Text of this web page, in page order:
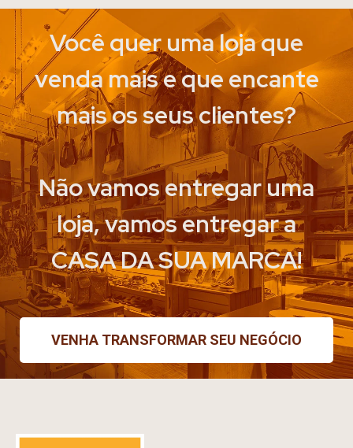
Você quer uma loja que
venda mais e que encante
mais os seus clientes?
Não vamos entregar uma
loja, vamos entregar a
CASA DA SUA MARCA!
VENHA TRANSFORMAR SEU NEGÓCIO